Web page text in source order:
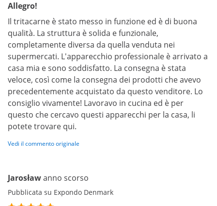
Allegro!
Il tritacarne è stato messo in funzione ed è di buona
qualità. La struttura è solida e funzionale,
completamente diversa da quella venduta nei
supermercati. L'apparecchio professionale è arrivato a
casa mia e sono soddisfatto. La consegna è stata
veloce, così come la consegna dei prodotti che avevo
precedentemente acquistato da questo venditore. Lo
consiglio vivamente! Lavoravo in cucina ed è per
questo che cercavo questi apparecchi per la casa, li
potete trovare qui.
Vedi il commento originale
Jarosławanno scorso
Pubblicata su Expondo Denmark